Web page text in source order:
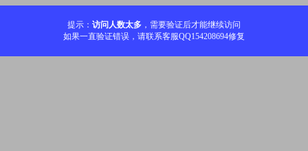
提示： 访问人数太多 ，需要验证后才能继续访问
如果一直验证错误，请联系客服QQ154208694修复